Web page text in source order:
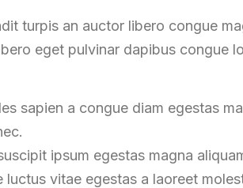
turpis an auctor libero congue
eget pulvinar dapibus congue
sapien a congue diam egestas
ipsum egestas magna
vitae egestas a laoreet